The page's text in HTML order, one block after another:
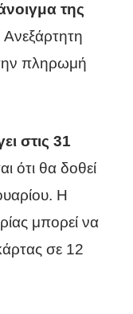
της
πληρωμή
στις 31
ότι θα δοθεί
Η
μπορεί να
σε 12